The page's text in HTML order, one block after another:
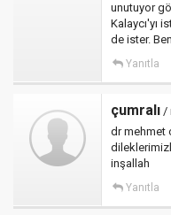
unutuyor
Kalaycı'yı
de ister.
Yanıtla
çumralı /
dr mehmet
inşallah
Yanıtla